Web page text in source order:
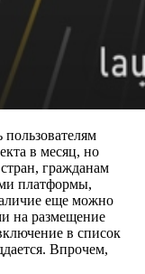
пользователям
в месяц, но
гражданам
платформы,
еще можно
на размещение
в список
Впрочем,